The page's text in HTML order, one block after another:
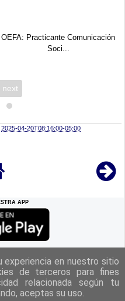
MINCETUR:
next
2025-04-20T08:16:00-05:00
APP
LACIMA
| Términos y Condiciones
|
|
experiencia en nuestro sitio
de terceros para fines
relacionada según tu
aceptas su uso.